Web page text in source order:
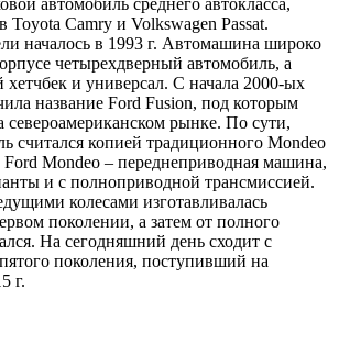
Toyota Camry и Volkswagen Passat.
началось в 1993 г. Автомашина широко
четырехдверный автомобиль, а
и универсал. С начала 2000-ых
название Ford Fusion, под которым
североамериканском рынке. По сути,
считался копией традиционного Mondeo
Ford Mondeo – переднеприводная машина,
и с полноприводной трансмиссией.
колесами изготавливалась
поколении, а затем от полного
На сегодняшний день сходит с
поколения, поступивший на
г.